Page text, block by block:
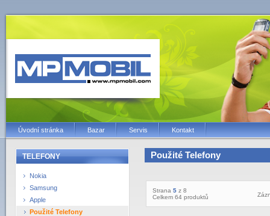
Úvodní stránka Bazar Servis Kontakt
Použité Telefony
Strana 5 z 8
Celkem 64 produktů
TELEFONY
Nokia
Samsung
Apple
Použité Telefony